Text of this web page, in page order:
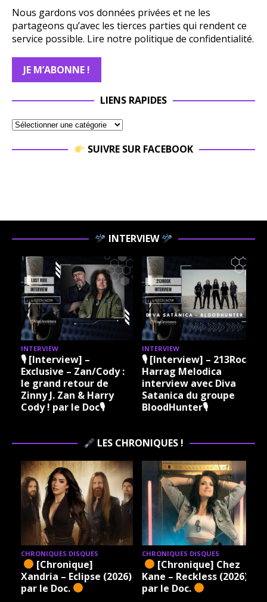
Nous gardons vos données privées et ne les
partageons qu’avec les tierces parties qui rendent ce
service possible. Lire notre politique de confidentialité.
LIENS RAPIDES
SUIVRE SUR FACEBOOK
INTERVIEW
INTERVIEW
🎙 [Interview] –
Exclusive – Zan/Cody :
le grand retour de
Zinny J. Zan & Harry
Cody ! par le Doc🎙
INTERVIEW
🎙 [Interview] – 213Rock
Harrag Melodica
interview avec Diva
Satanica du groupe
BloodHunter🎙
LES CHRONIQUES !
CHRONIQUES DISQUES
[Chronique]
Xandria – Eclipse (2026)
par le Doc.
CHRONIQUES DISQUES
[Chronique] Chez
Kane – Reckless (2026)
par le Doc.